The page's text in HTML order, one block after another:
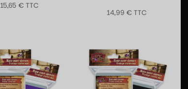
15,65€ TTC
14,99€ TTC